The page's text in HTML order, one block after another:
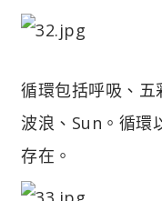
循環包括呼吸、五
波浪、Sun。循環
存在。